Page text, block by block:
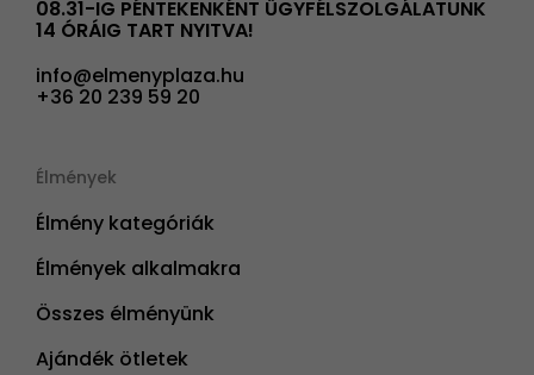
08.31-IG PÉNTEKENKÉNT ÜGYFÉLSZOLGÁLATUNK
14 ÓRÁIG TART NYITVA!
info@elmenyplaza.hu
+36 20 239 59 20
Élmények
Élmény kategóriák
Élmények alkalmakra
Összes élményünk
Ajándék ötletek